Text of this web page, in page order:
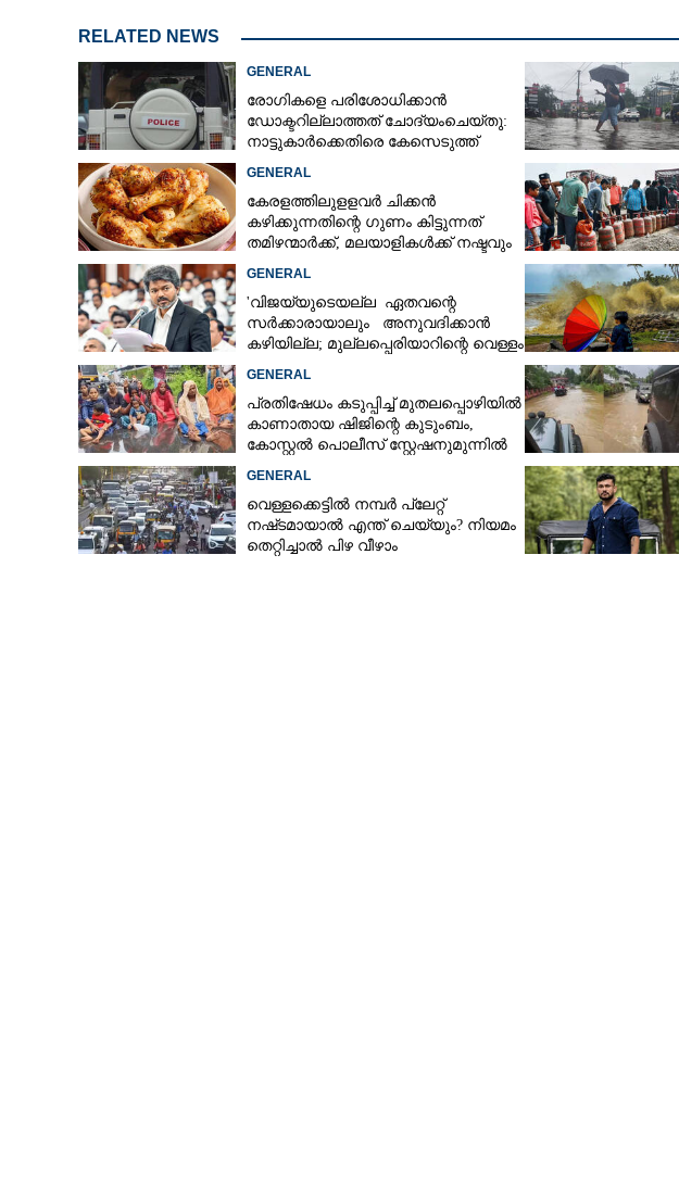
RELATED NEWS
GENERAL
രോഗികളെ പരിശോധിക്കാൻ
ഡോക്ടറില്ലാത്തത് ചോദ്യംചെയ്തു:
നാട്ടുകാർക്കെതിരെ കേസെടുത്ത്
GENERAL
കേരളത്തിലുളളവർ ചിക്കൻ
കഴിക്കുന്നതിന്റെ ഗുണം കിട്ടുന്നത്
തമിഴന്മാർക്ക്, മലയാളികൾക്ക് നഷ്ടവും
GENERAL
'വിജയ്‌യുടെയല്ല ഏതവന്റെ
സർക്കാരായാലും അനുവദിക്കാൻ
കഴിയില്ല; മുല്ലപ്പെരിയാറിന്റെ വെള്ളം
GENERAL
പ്രതിഷേധം കടുപ്പിച്ച് മുതലപ്പൊഴിയിൽ
കാണാതായ ഷിജിന്റെ കുടുംബം,
കോസ്റ്റൽ പൊലീസ് സ്റ്റേഷനുമുന്നിൽ
GENERAL
വെള്ളക്കെട്ടിൽ നമ്പർ പ്ലേറ്റ്
നഷ്‌ടമായാൽ എന്ത് ചെയ്യും? നിയമം
തെറ്റിച്ചാൽ പിഴ വീഴാം